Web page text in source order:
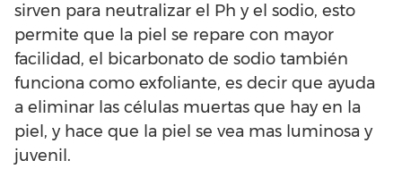
sirven para neutralizar el Ph y el sodio, esto
permite que la piel se repare con mayor
facilidad, el bicarbonato de sodio también
funciona como exfoliante, es decir que ayuda
a eliminar las células muertas que hay en la
piel, y hace que la piel se vea mas luminosa y
juvenil.